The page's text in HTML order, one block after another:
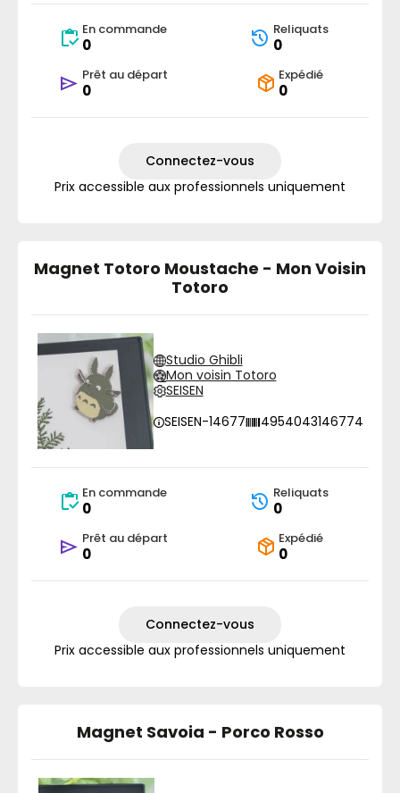
En commande
0
Reliquats
0
Prêt au départ
0
Expédié
0
Connectez-vous
Prix accessible aux professionnels uniquement
Magnet Totoro Moustache - Mon Voisin
Totoro
Studio Ghibli
Mon voisin Totoro
SEISEN
SEISEN-14677
4954043146774
En commande
0
Reliquats
0
Prêt au départ
0
Expédié
0
Connectez-vous
Prix accessible aux professionnels uniquement
Magnet Savoia - Porco Rosso